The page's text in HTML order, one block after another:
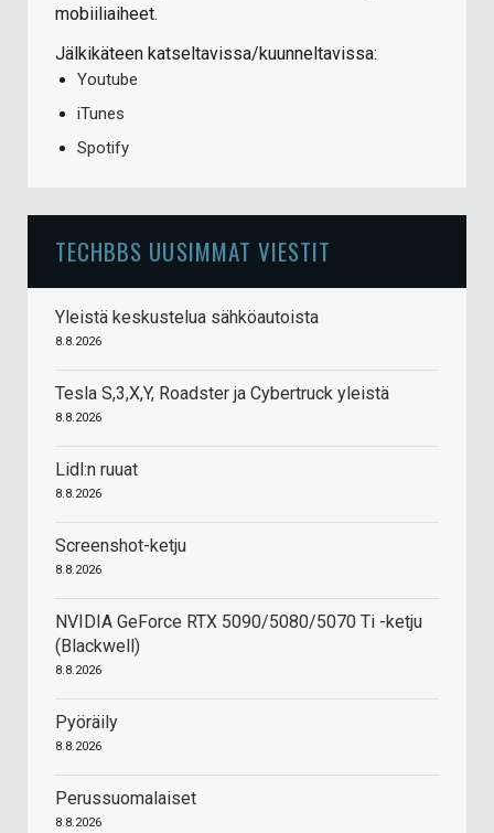
mobiiliaiheet.
Jälkikäteen katseltavissa/kuunneltavissa:
Youtube
iTunes
Spotify
TECHBBS UUSIMMAT VIESTIT
Yleistä keskustelua sähköautoista
8.8.2026
Tesla S,3,X,Y, Roadster ja Cybertruck yleistä
8.8.2026
Lidl:n ruuat
8.8.2026
Screenshot-ketju
8.8.2026
NVIDIA GeForce RTX 5090/5080/5070 Ti -ketju
(Blackwell)
8.8.2026
Pyöräily
8.8.2026
Perussuomalaiset
8.8.2026